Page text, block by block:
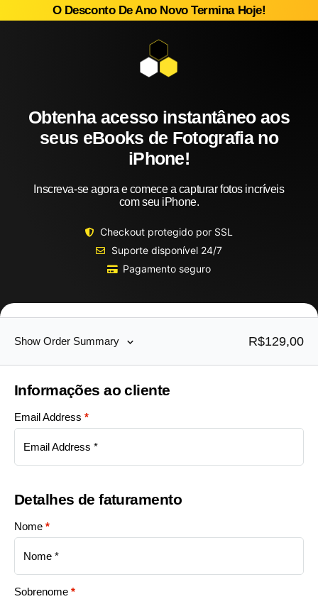
O Desconto De Ano Novo Termina Hoje!
Obtenha acesso instantâneo aos
seus eBooks de Fotografia no
iPhone!
Inscreva-se agora e comece a capturar fotos incríveis
com seu iPhone.
Checkout protegido por SSL
Suporte disponível 24/7
Pagamento seguro
Show Order Summary R$129,00
Informações ao cliente
Email Address *
Detalhes de faturamento
Nome *
Sobrenome *